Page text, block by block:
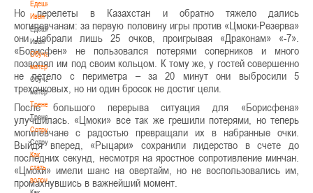
Едешко
Иван
Едешко
Иван
Обучающие
материалы
Обучающие
материалы
Тренерам
Тренерам
Сотрудничество
Сотрудничество
Как
стать
волонтером
Но перелеты в Казахстан и обратно тяжело дались
могилевчанам: за первую половину игры против «Цмоки-Резерва»
они набрали лишь 25 очков, проигрывая «Драконам» «-7».
«Борисфен» не пользовался потерями соперников и много
позволял им под своим кольцом. К тому же, у гостей совершенно
не летело с периметра – за 20 минут они выбросили 5
трехочковых, но ни один бросок не достиг цели.
После большого перерыва ситуация для «Борисфена»
улучшилась. «Цмоки» все так же грешили потерями, но теперь
могилевчане с радостью превращали их в набранные очки.
Выйдя вперед, «Рыцари» сохранили лидерство в счете до
последних секунд, несмотря на яростное сопротивление минчан.
«Цмоки» имели шанс на овертайм, но не воспользовались им,
промахнувшись в важнейший момент.